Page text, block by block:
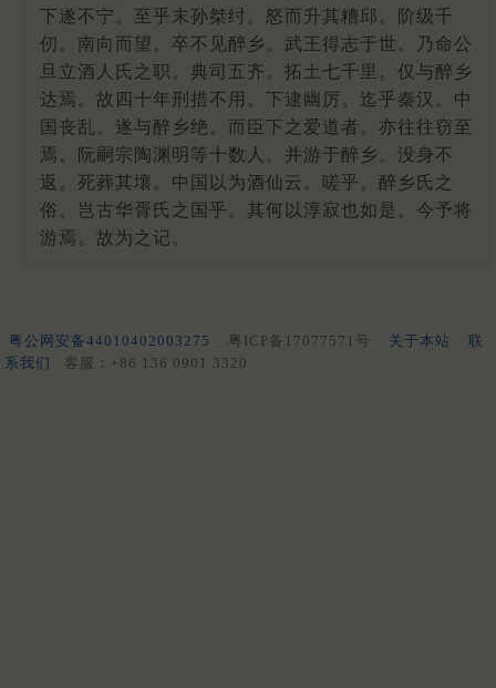
下遂不宁。至乎末孙桀纣。怒而升其糟邱。阶级千
仞。南向而望。卒不见醉乡。武王得志于世。乃命公
旦立酒人氏之职。典司五齐。拓土七千里。仅与醉乡
达焉。故四十年刑措不用。下逮幽厉。迄乎秦汉。中
国丧乱。遂与醉乡绝。而臣下之爱道者。亦往往窃至
焉。阮嗣宗陶渊明等十数人。并游于醉乡。没身不
返。死葬其壤。中国以为酒仙云。嗟乎。醉乡氏之
俗。岂古华胥氏之国乎。其何以淳寂也如是。今予将
游焉。故为之记。
粤公网安备44010402003275 粤ICP备17077571号 关于本站
联
系我们
客服：+86 136 0901 3320